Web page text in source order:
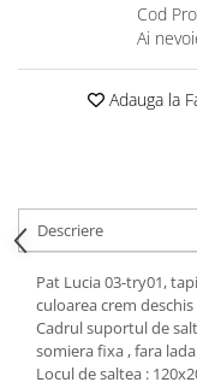
Cod
Ai
Adauga la
Descriere
Pat Lucia 03-try01,
culoarea crem deschis
Cadrul suportul de
somiera fixa , fara
Locul de saltea :